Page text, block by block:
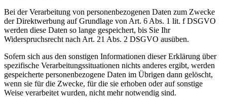
Bei der Verarbeitung von personenbezogenen Daten zum Zwecke
der Direktwerbung auf Grundlage von Art. 6 Abs. 1 lit. f DSGVO
werden diese Daten so lange gespeichert, bis Sie Ihr
Widerspruchsrecht nach Art. 21 Abs. 2 DSGVO ausüben.
Sofern sich aus den sonstigen Informationen dieser Erklärung über
spezifische Verarbeitungssituationen nichts anderes ergibt, werden
gespeicherte personenbezogene Daten im Übrigen dann gelöscht,
wenn sie für die Zwecke, für die sie erhoben oder auf sonstige
Weise verarbeitet wurden, nicht mehr notwendig sind.